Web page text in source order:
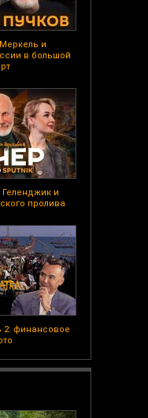
и
в большой
и
пролива
2: финансовое